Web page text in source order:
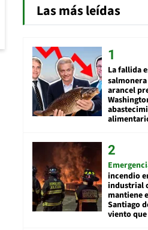
Las más leídas
La fallida
arancel
incendio
industrial
mantiene
Santiago
viento que